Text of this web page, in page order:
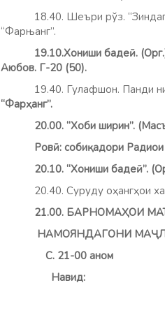
18.40. Шеъри рўз.
“Фарњанг”.
19.10.Хониши бадеӣ.
Аюбов. Г-20 (50).
19.40. Гулафшон.
“Фарҳанг”.
20.00. “Хоби ширин”.
Ровӣ: собиқадори
20.10. “Хониши бадеӣ”.
20.40. Суруду
21.00. БАРНОМАҲОИ
НАМОЯНДАГОНИ МАҶ
С. 21-00 аном
Навид: